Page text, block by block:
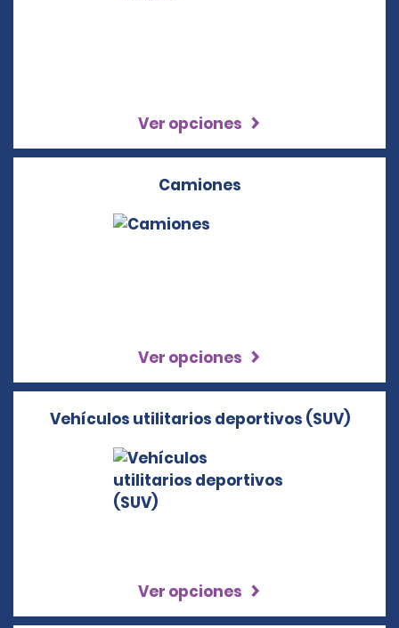
Ver opciones
Camiones
Ver opciones
Vehículos utilitarios deportivos (SUV)
Ver opciones